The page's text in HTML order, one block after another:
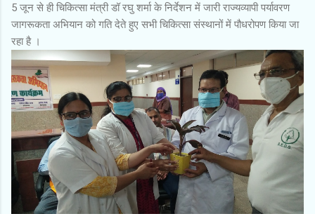
5 जून से ही चिकित्सा मंत्री डॉ रघु शर्मा के निर्देशन में जारी राज्यव्यापी पर्यावरण
जागरूकता अभियान को गति देते हुए सभी चिकित्सा संस्थानों में पौधरोपण किया जा
रहा है ।